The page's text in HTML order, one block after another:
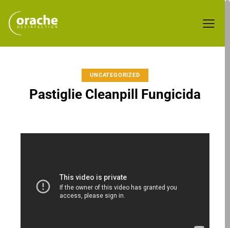
UNCATEGORIZED
Pastiglie Cleanpill Fungicida